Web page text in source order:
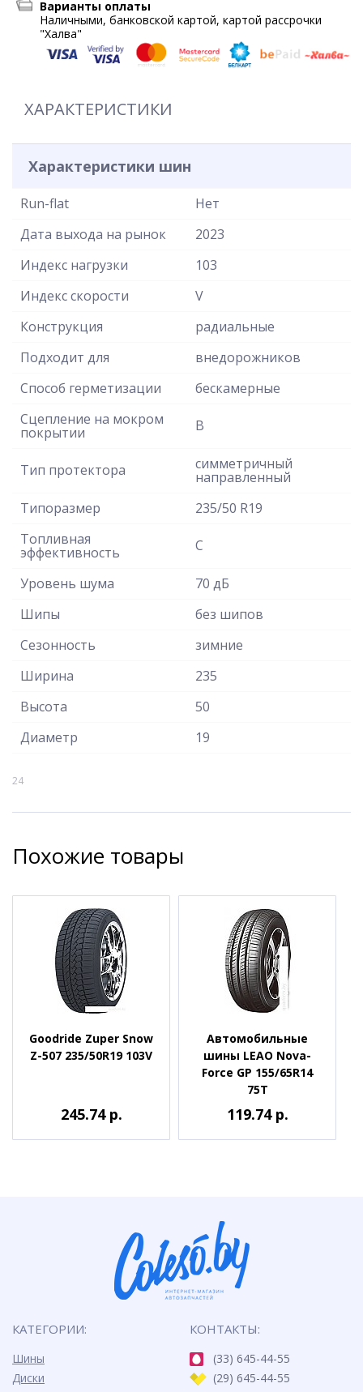
Варианты оплаты
Наличными, банковской картой, картой рассрочки
"Халва"
ХАРАКТЕРИСТИКИ
Характеристики шин
Run-flat
Нет
Дата выхода на рынок
2023
Индекс нагрузки
103
Индекс скорости
V
Конструкция
радиальные
Подходит для
внедорожников
Способ герметизации
бескамерные
Сцепление на мокром
покрытии B
Тип протектора симметричный
направленный
Типоразмер
235/50 R19
Топливная
эффективность C
Уровень шума
70 дБ
Шипы
без шипов
Сезонность
зимние
Ширина
235
Высота
50
Диаметр
19
24
Похожие товары
Goodride Zuper Snow
Z-507 235/50R19 103V
245.74 р.
Автомобильные
шины LEAO Nova-
Force GP 155/65R14
75T
119.74 р.
КАТЕГОРИИ:
Шины
Диски
КОНТАКТЫ:
(33) 645-44-55
(29) 645-44-55